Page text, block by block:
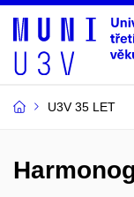
U3V 35 LET